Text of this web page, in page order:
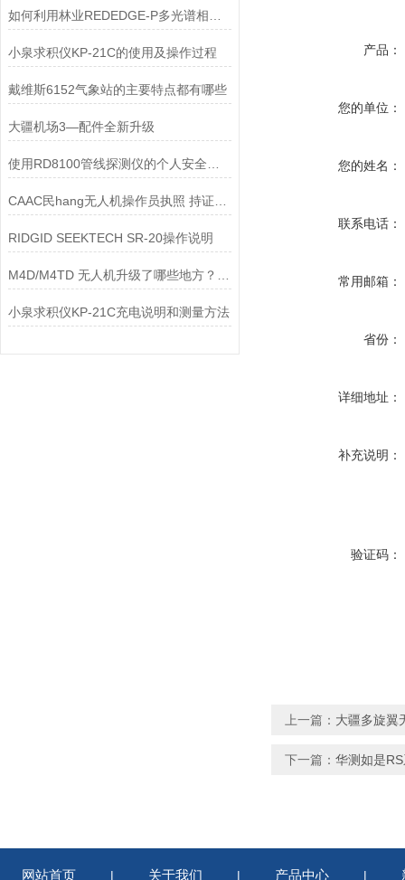
小泉求积仪KP-21C的使用及操作过程
戴维斯6152气象站的主要特点都有哪些
大疆机场3—配件全新升级
RIDGID SEEKTECH SR-20操作说明
小泉求积仪KP-21C充电说明和测量方法
产品：
您的单位：
您的姓名：
联系电话：
常用邮箱：
省份：
详细地址：
补充说明：
验证码：
上一篇： 大疆多旋翼
下一篇： 华测如是
网站首页 | 关于我们 | 产品中心 |